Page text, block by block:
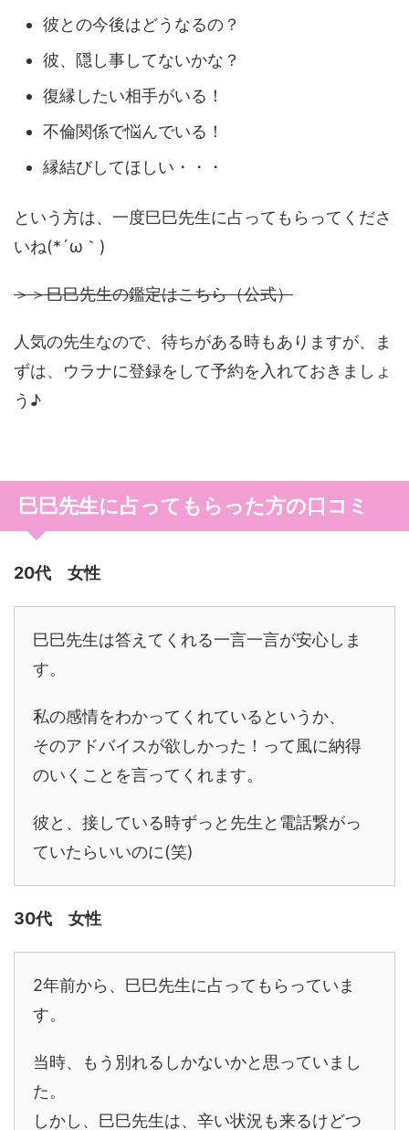
彼との今後はどうなるの？
彼、隠し事してないかな？
復縁したい相手がいる！
不倫関係で悩んでいる！
縁結びしてほしい・・・
という方は、一度巳巳先生に占ってもらってくださ
いね(*´ω｀)
＞＞巳巳先生の鑑定はこちら（公式）
人気の先生なので、待ちがある時もありますが、ま
ずは、ウラナに登録をして予約を入れておきましょ
う♪
巳巳先生に占ってもらった方の口コミ
20代 女性
巳巳先生は答えてくれる一言一言が安心しま
す。
私の感情をわかってくれているというか、
そのアドバイスが欲しかった！って風に納得
のいくことを言ってくれます。
彼と、接している時ずっと先生と電話繋がっ
ていたらいいのに(笑)
30代 女性
2年前から、巳巳先生に占ってもらっていま
す。
当時、もう別れるしかないかと思っていまし
た。
しかし、巳巳先生は、辛い状況も来るけどつ